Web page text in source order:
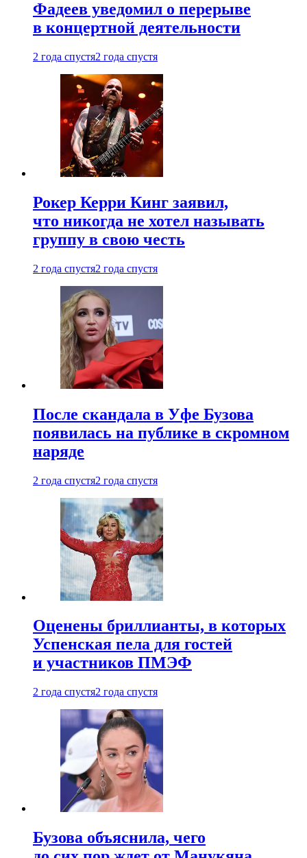
Фадеев уведомил о перерыве
в концертной деятельности
2 года спустя2 года спустя
Рокер Керри Кинг заявил,
что никогда не хотел называть
группу в свою честь
2 года спустя2 года спустя
После скандала в Уфе Бузова
появилась на публике в скромном
наряде
2 года спустя2 года спустя
Оценены бриллианты, в которых
Успенская пела для гостей
и участников ПМЭФ
2 года спустя2 года спустя
Бузова объяснила, чего